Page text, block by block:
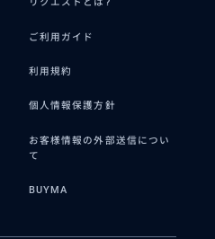
リクエストとは?
ご利用ガイド
利用規約
個人情報保護方針
お客様情報の外部送信につい
て
BUYMA